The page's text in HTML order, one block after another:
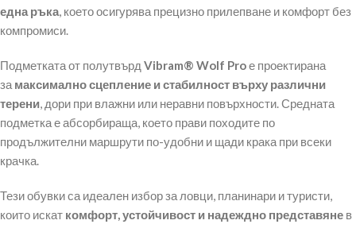
една ръка, което осигурява прецизно прилепване и комфорт без
компромиси.
Подметката от полутвърд Vibram® Wolf Proе проектирана
за максимално сцепление и стабилност върху различни
терени, дори при влажни или неравни повърхности. Средната
подметка е абсорбираща, което прави походите по
продължителни маршрути по-удобни и щади крака при всеки
крачка.
Тези обувки са идеален избор за ловци, планинари и туристи,
които искат комфорт, устойчивост и надеждно представяне в